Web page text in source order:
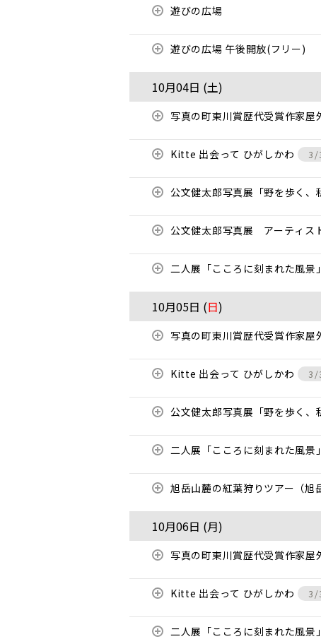
遊びの広場
遊びの広場 午後開放(フリー)
10月04日 (土)
写真の町東川賞歴代受賞作家
Kitte 出会って ひがしかわ 3/
公文健太郎写真展「野を歩く、
公文健太郎写真展 アーティス
二人展「こころに刻まれた風景
10月05日 (日)
写真の町東川賞歴代受賞作家
Kitte 出会って ひがしかわ 3/
公文健太郎写真展「野を歩く、
二人展「こころに刻まれた風景
旭岳山麓の紅葉狩りツアー（旭
10月06日 (月)
写真の町東川賞歴代受賞作家
Kitte 出会って ひがしかわ 3/
二人展「こころに刻まれた風景